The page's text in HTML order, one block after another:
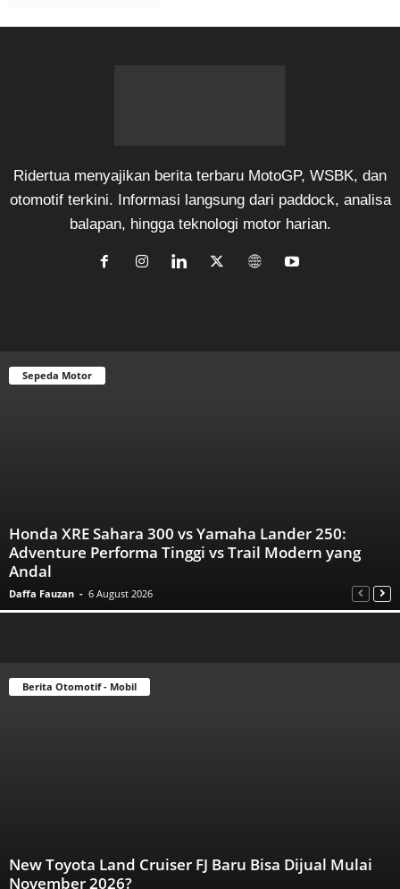
Ridertua menyajikan berita terbaru MotoGP, WSBK, dan
otomotif terkini. Informasi langsung dari paddock, analisa
balapan, hingga teknologi motor harian.
Sepeda Motor
Honda XRE Sahara 300 vs Yamaha Lander 250:
Adventure Performa Tinggi vs Trail Modern yang
Andal
Daffa Fauzan - 6 August 2026
Berita Otomotif - Mobil
New Toyota Land Cruiser FJ Baru Bisa Dijual Mulai
November 2026?